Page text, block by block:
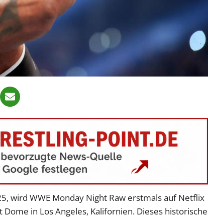
wird WWE Monday Night Raw erstmals auf Netflix
in Los Angeles, Kalifornien. Dieses historische